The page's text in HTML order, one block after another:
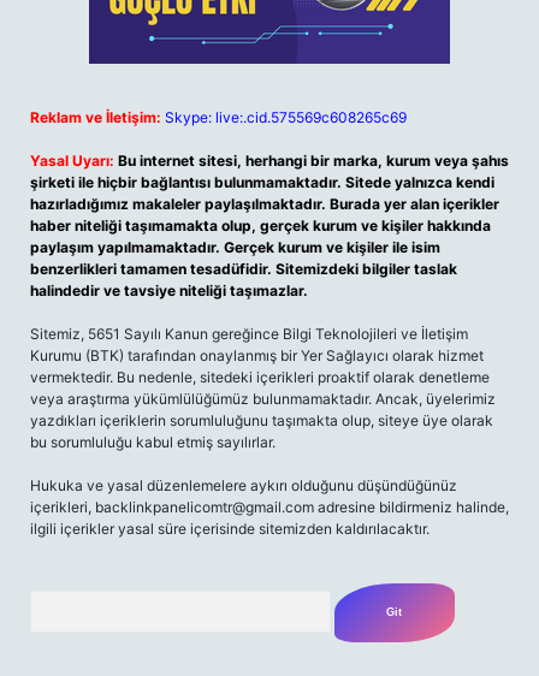
Reklam ve İletişim: Skype: live:.cid.575569c608265c69
Yasal Uyarı: Bu internet sitesi, herhangi bir marka, kurum veya şahıs
şirketi ile hiçbir bağlantısı bulunmamaktadır. Sitede yalnızca kendi
hazırladığımız makaleler paylaşılmaktadır. Burada yer alan içerikler
haber niteliği taşımamakta olup, gerçek kurum ve kişiler hakkında
paylaşım yapılmamaktadır. Gerçek kurum ve kişiler ile isim
benzerlikleri tamamen tesadüfidir. Sitemizdeki bilgiler taslak
halindedir ve tavsiye niteliği taşımazlar.
Sitemiz, 5651 Sayılı Kanun gereğince Bilgi Teknolojileri ve İletişim
Kurumu (BTK) tarafından onaylanmış bir Yer Sağlayıcı olarak hizmet
vermektedir. Bu nedenle, sitedeki içerikleri proaktif olarak denetleme
veya araştırma yükümlülüğümüz bulunmamaktadır. Ancak, üyelerimiz
yazdıkları içeriklerin sorumluluğunu taşımakta olup, siteye üye olarak
bu sorumluluğu kabul etmiş sayılırlar.
Hukuka ve yasal düzenlemelere aykırı olduğunu düşündüğünüz
içerikleri, backlinkpanelicomtr@gmail.com adresine bildirmeniz halinde,
ilgili içerikler yasal süre içerisinde sitemizden kaldırılacaktır.